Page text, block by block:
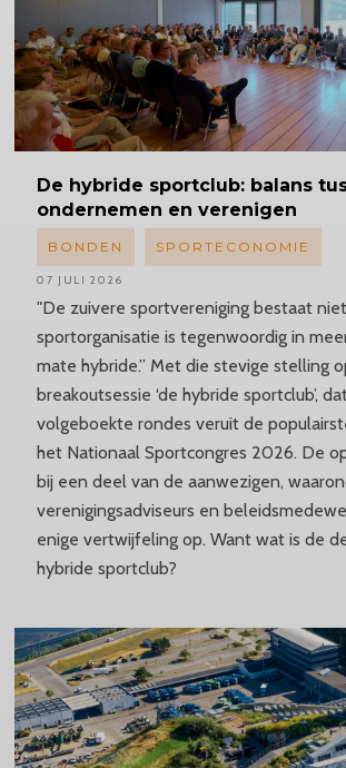
De hybride sportclub: balans
ondernemen en verenigen
"De zuivere sportvereniging bestaat
sportorganisatie is tegenwoordig in
mate hybride.” Met die stevige stelling
breakoutsessie ‘de hybride sportclub’,
volgeboekte rondes veruit de
het Nationaal Sportcongres 2026. De
bij een deel van de aanwezigen,
verenigingsadviseurs en
enige vertwijfeling op. Want wat is de
hybride sportclub?
BONDEN SPORTECONOMIE
07 JULI 2026